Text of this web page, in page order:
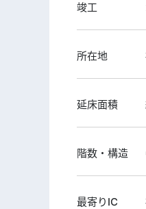
竣工
所在地
延床面積
階数・構造
最寄りIC